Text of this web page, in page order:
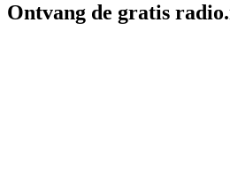
Ontvang de gratis